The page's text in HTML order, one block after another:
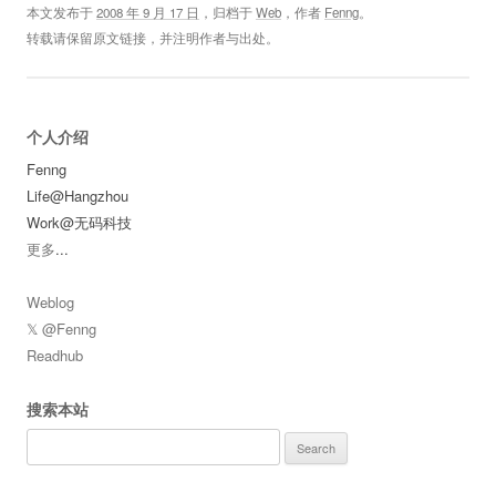
本文发布于2008 年 9 月 17 日 ，归档于Web ，作者 Fenng。
转载请保留原文链接，并注明作者与出处。
个人介绍
Fenng
Life@Hangzhou
Work@无码科技
更多...
Weblog
𝕏 @Fenng
Readhub
搜索本站
for: